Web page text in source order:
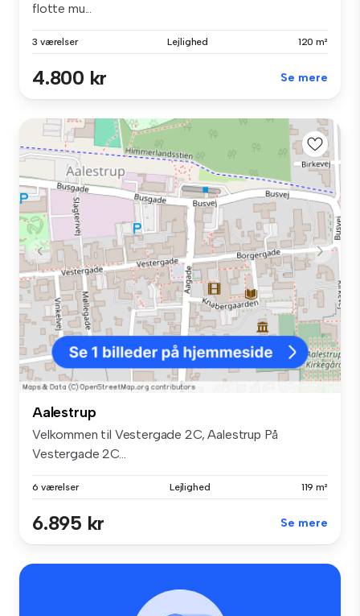
flotte mu...
3 værelser Lejlighed 120 m²
4.800 kr Se mere
Aalestrup
Velkommen til Vestergade 2C, Aalestrup På
Vestergade 2C...
6 værelser Lejlighed 119 m²
6.895 kr Se mere